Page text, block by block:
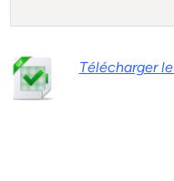
Télécharger